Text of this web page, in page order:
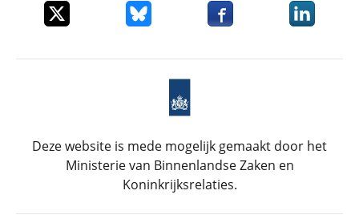
Deel dit item op XDeel dit item op Bluesky
Deel dit item opDeel dit
Deze website is mede mogelijk gemaakt door het
Ministerie van Binnenlandse Zaken en
Koninkrijksrelaties.